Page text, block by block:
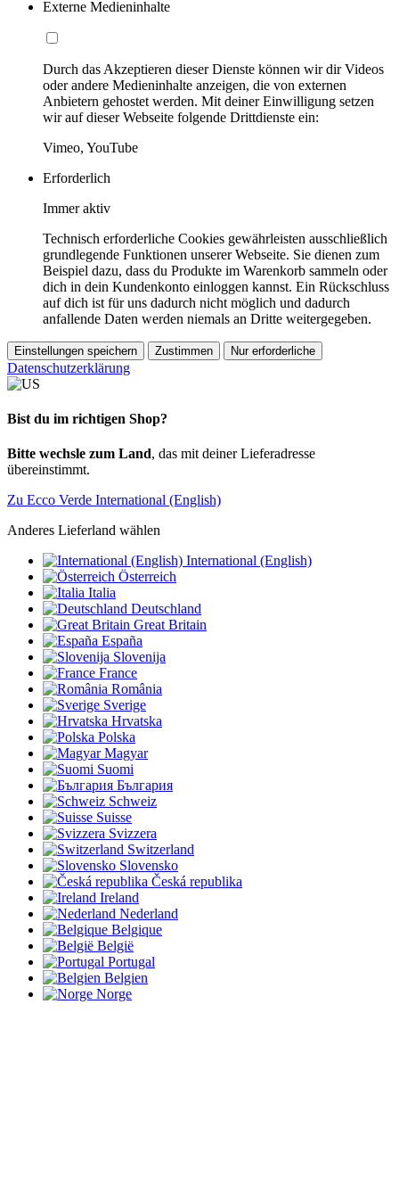
Externe Medieninhalte
Durch das Akzeptieren dieser Dienste können wir dir Videos
oder andere Medieninhalte anzeigen, die von externen
Anbietern gehostet werden. Mit deiner Einwilligung setzen
wir auf dieser Webseite folgende Drittdienste ein:
Vimeo, YouTube
Erforderlich
Immer aktiv
Technisch erforderliche Cookies gewährleisten ausschließlich
grundlegende Funktionen unserer Webseite. Sie dienen zum
Beispiel dazu, dass du Produkte im Warenkorb sammeln oder
dich in dein Kundenkonto einloggen kannst. Ein Rückschluss
auf dich ist für uns dadurch nicht möglich und dadurch
anfallende Daten werden niemals an Dritte weitergegeben.
Einstellungen speichern Zustimmen Nur erforderliche
Datenschutzerklärung
Bist du im richtigen Shop?
Bitte wechsle zum Land, das mit deiner Lieferadresse
übereinstimmt.
Zu Ecco Verde International (English)
Anderes Lieferland wählen
International (English)
Österreich
Italia
Deutschland
Great Britain
España
Slovenija
France
România
Sverige
Hrvatska
Polska
Magyar
Suomi
България
Schweiz
Suisse
Svizzera
Switzerland
Slovensko
Česká republika
Ireland
Nederland
Belgique
België
Portugal
Belgien
Norge